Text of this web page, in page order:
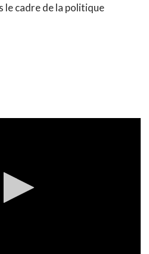
le cadre de la politique